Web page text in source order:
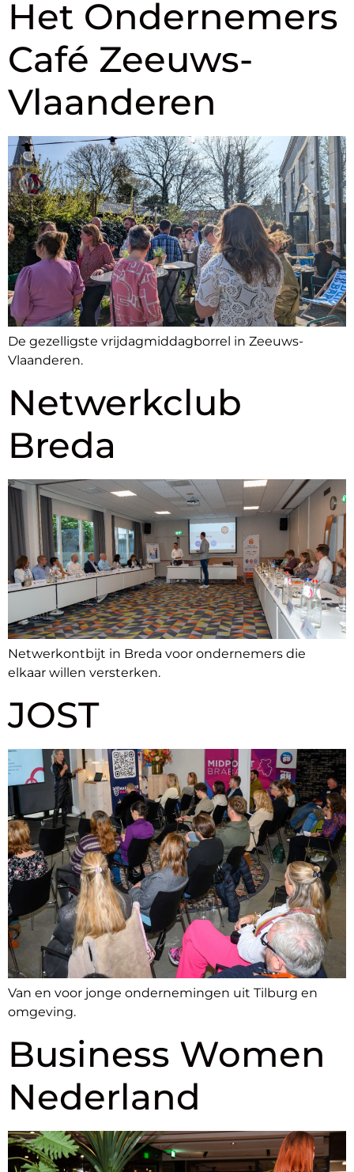
Het Ondernemers
Café Zeeuws-
Vlaanderen
De gezelligste vrijdagmiddagborrel in Zeeuws-
Vlaanderen.
Netwerkclub
Breda
Netwerkontbijt in Breda voor ondernemers die
elkaar willen versterken.
JOST
Van en voor jonge ondernemingen uit Tilburg en
omgeving.
Business Women
Nederland